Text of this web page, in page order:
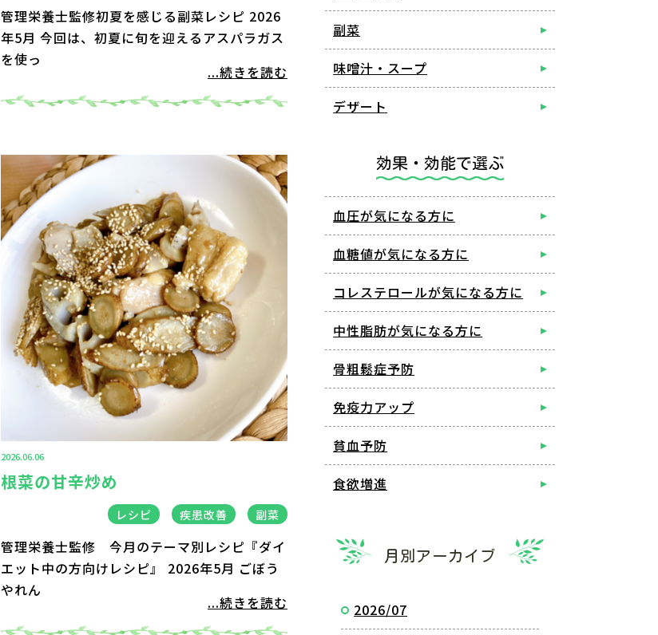
管理栄養士監修初夏を感じる副菜レシピ 2026
年5月 今回は、初夏に旬を迎えるアスパラガス
を使っ
...続きを読む
2026.06.06
根菜の甘辛炒め
レシピ 疾患改善 副菜
管理栄養士監修 今月のテーマ別レシピ『ダイ
エット中の方向けレシピ』 2026年5月 ごぼう
やれん
...続きを読む
副菜
味噌汁・スープ
デザート
効果・効能で選ぶ
血圧が気になる方に
血糖値が気になる方に
コレステロールが気になる方に
中性脂肪が気になる方に
骨粗鬆症予防
免疫力アップ
貧血予防
食欲増進
月別アーカイブ
2026/07